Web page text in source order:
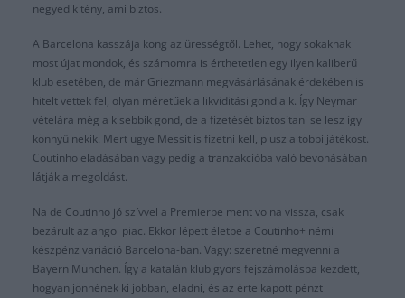
negyedik tény, ami biztos.
A Barcelona kasszája kong az ürességtől. Lehet, hogy sokaknak
most újat mondok, és számomra is érthetetlen egy ilyen kaliberű
klub esetében, de már Griezmann megvásárlásának érdekében is
hitelt vettek fel, olyan méretűek a likviditási gondjaik. Így Neymar
vételára még a kisebbik gond, de a fizetését biztosítani se lesz így
könnyű nekik. Mert ugye Messit is fizetni kell, plusz a többi játékost.
Coutinho eladásában vagy pedig a tranzakcióba való bevonásában
látják a megoldást.
Na de Coutinho jó szívvel a Premierbe ment volna vissza, csak
bezárult az angol piac. Ekkor lépett életbe a Coutinho+ némi
készpénz variáció Barcelona-ban. Vagy: szeretné megvenni a
Bayern München. Így a katalán klub gyors fejszámolásba kezdett,
hogyan jönnének ki jobban, eladni, és az érte kapott pénzt